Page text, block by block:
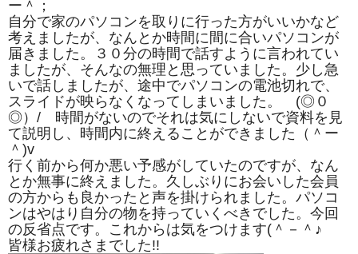
ー＾；
自分で家のパソコンを取りに行った方がいいかなど
考えましたが、なんとか時間に間に合いパソコンが
届きました。３０分の時間で話すように言われてい
ましたが、そんなの無理と思っていました。少し急
いで話しましたが、途中でパソコンの電池切れで、
スライドが映らなくなってしまいました。 (◎０
◎）/ 時間がないのでそれは気にしないで資料を見
て説明し、時間内に終えることができました（＾ー
＾)v
行く前から何か悪い予感がしていたのですが、なん
とか無事に終えました。久しぶりにお会いした会員
の方からも良かったと声を掛けられました。パソコ
ンはやはり自分の物を持っていくべきでした。今回
の反省点です。これからは気をつけます(＾－＾♪
皆様お疲れさまでした!!